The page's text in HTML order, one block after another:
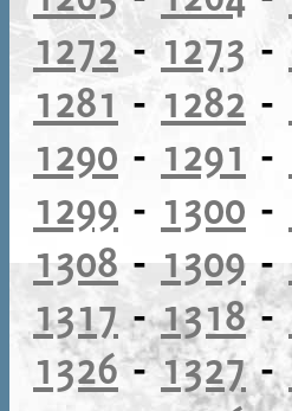
1272- 1273 -
1281 - 1282 -
1290 - 1291 -
1299 - 1300 -
1308 - 1309 -
1317-1318-
1326-1327-